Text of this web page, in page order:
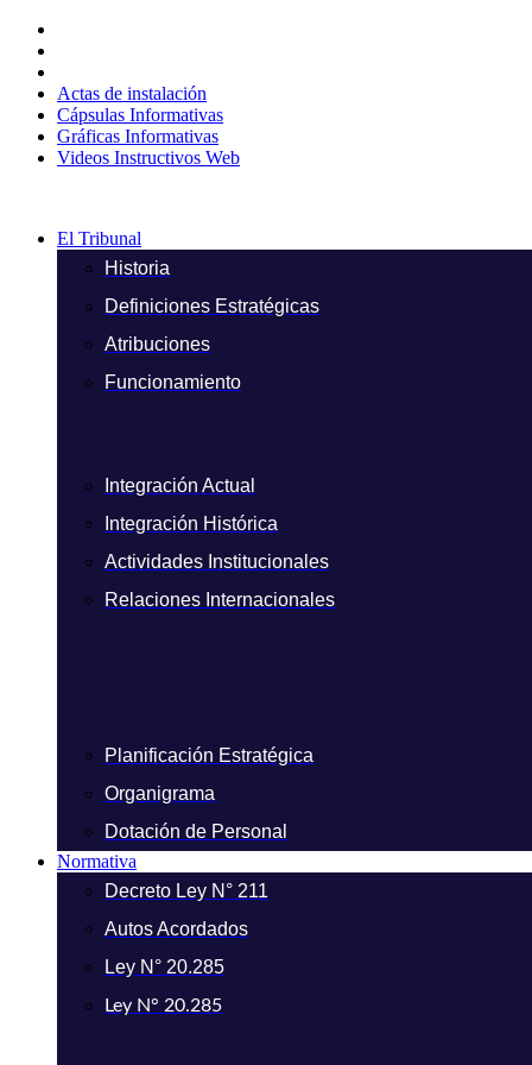
contenido
Actas de instalación
Cápsulas Informativas
Gráficas Informativas
Videos Instructivos Web
El Tribunal
Historia
Definiciones Estratégicas
Atribuciones
Funcionamiento
Integración Actual
Integración Histórica
Actividades Institucionales
Relaciones Internacionales
Planificación Estratégica
Organigrama
Dotación de Personal
Normativa
Decreto Ley N° 211
Autos Acordados
Ley N° 20.285
Ley N° 20.285